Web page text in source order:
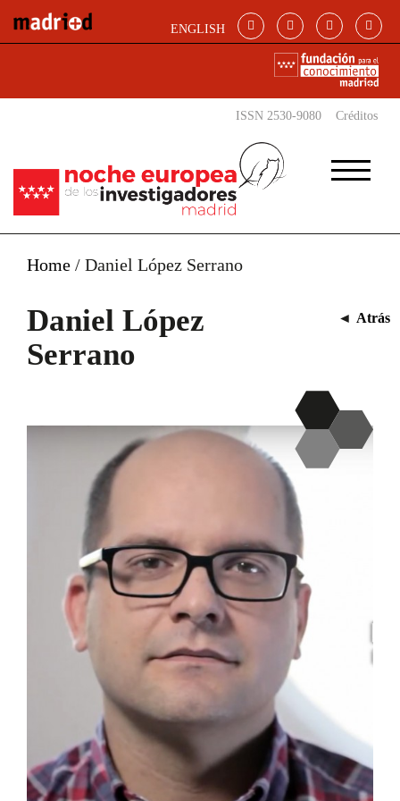
ENGLISH
ISSN 2530-9080 Créditos
Home / Daniel López Serrano
Daniel López
Serrano
◄ Atrás